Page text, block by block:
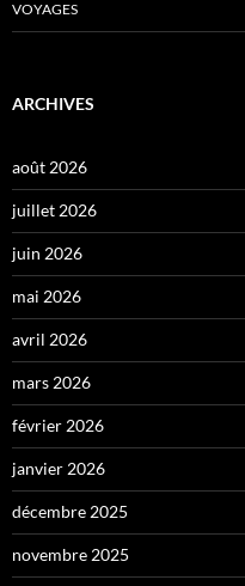
VOYAGES
ARCHIVES
août 2026
juillet 2026
juin 2026
mai 2026
avril 2026
mars 2026
février 2026
janvier 2026
décembre 2025
novembre 2025